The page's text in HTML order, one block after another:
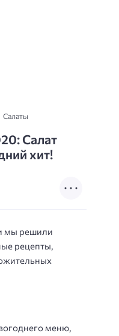
Салаты
Салат
хит!
мы решили
рецепты,
меню,